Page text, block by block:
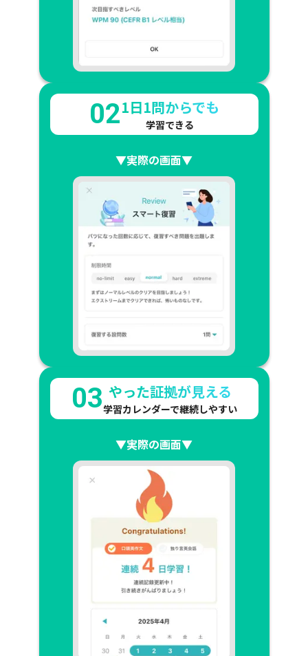
021日1問からでも
学習できる
▼実際の画面▼
03 やった証拠が見える
学習カレンダーで継続しやすい
▼実際の画面▼